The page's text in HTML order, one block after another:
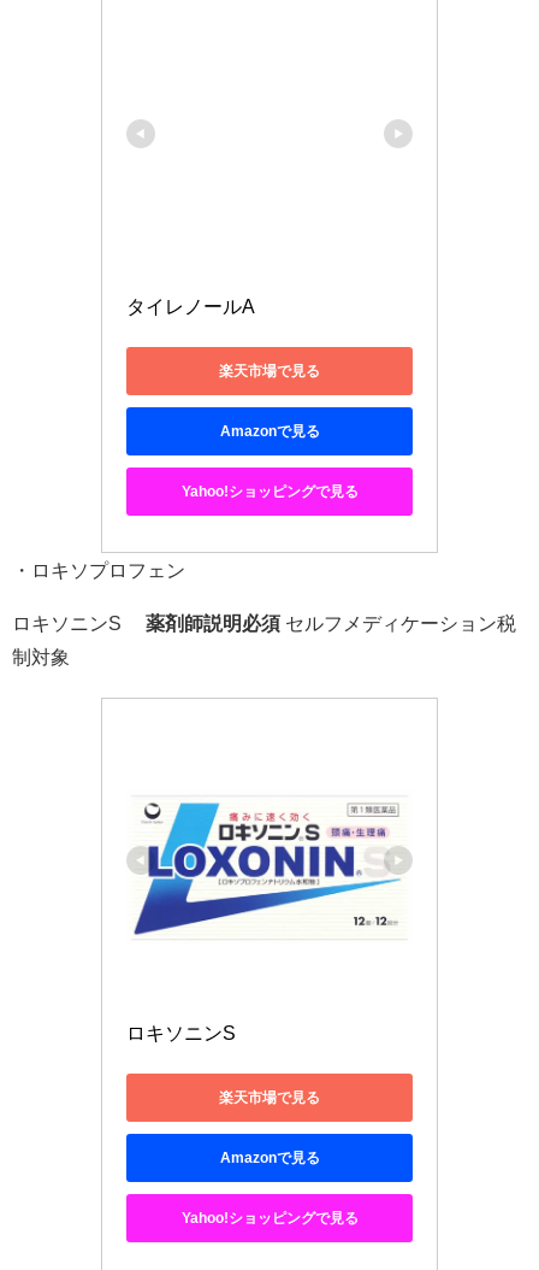
タイレノールA
楽天市場で見る
Amazonで見る
Yahoo!ショッピングで見る
・ロキソプロフェン
ロキソニンS® 薬剤師説明必須 セルフメディケーション税
制対象
ロキソニンS
楽天市場で見る
Amazonで見る
Yahoo!ショッピングで見る